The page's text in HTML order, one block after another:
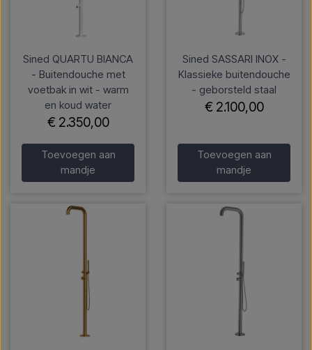
Sined QUARTU BIANCA
- Buitendouche met
voetbak in wit - warm
en koud water
€ 2.350,00
Toevoegen aan
mandje
Sined SASSARI INOX -
Klassieke buitendouche
- geborsteld staal
€ 2.100,00
Toevoegen aan
mandje